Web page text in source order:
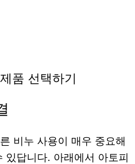
품 선택하기
비누 사용이 매우 중요해
있답니다. 아래에서 아토피